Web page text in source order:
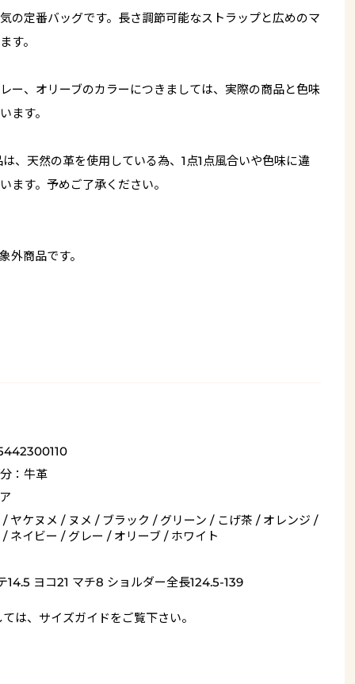
の定番バッグです。長さ調節可能なストラップと広めのマ
す。
ー、オリーブのカラーにつきましては、実際の商品と色味
ます。
、天然の革を使用している為、1点1点風合いや色味に違
ます。予めご了承ください。
外商品です。
：牛革
/ ヤケヌメ / ヌメ / ブラック / グリーン / こげ茶 / オレンジ /
ネイビー / グレー / オリーブ / ホワイト
14.5 ヨコ21 マチ8 ショルダー全長124.5-139
は、 サイズガイドをご覧下さい。